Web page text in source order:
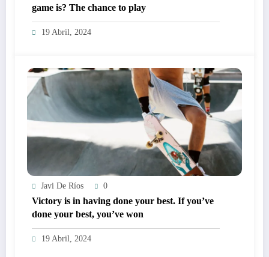
game is? The chance to play
19 Abril, 2024
Javi De Ríos 0
Victory is in having done your best. If you’ve
done your best, you’ve won
19 Abril, 2024